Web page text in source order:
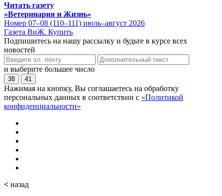
Читать газету
«Ветеринария и Жизнь»
Номер 07–08 (110–111) июль–август 2026
Газета ВиЖ. Купить
Подпишитесь на нашу рассылку и будьте в курсе всех
новостей
и выберите большее число
38 41
Нажимая на кнопку, Вы соглашаетесь на обработку
персональных данных в соответствии с «Политикой
конфиденциальности»
< назад